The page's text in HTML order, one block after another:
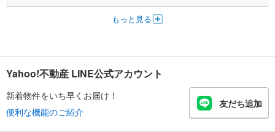
もっと見る
Yahoo!不動産 LINE公式アカウント
新着物件をいち早くお届け！
便利な機能のご紹介
友だち追加